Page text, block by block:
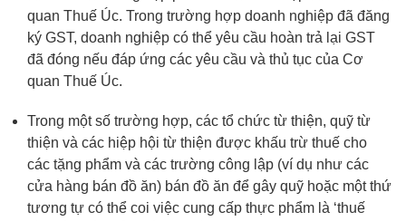
quan Thuế Úc. Trong trường hợp doanh nghiệp đã đăng
ký GST, doanh nghiệp có thể yêu cầu hoàn trả lại GST
đã đóng nếu đáp ứng các yêu cầu và thủ tục của Cơ
quan Thuế Úc.
Trong một số trường hợp, các tổ chức từ thiện, quỹ từ
thiện và các hiệp hội từ thiện được khấu trừ thuế cho
các tặng phẩm và các trường công lập (ví dụ như các
cửa hàng bán đồ ăn) bán đồ ăn để gây quỹ hoặc một thứ
tương tự có thể coi việc cung cấp thực phẩm là ‘thuế